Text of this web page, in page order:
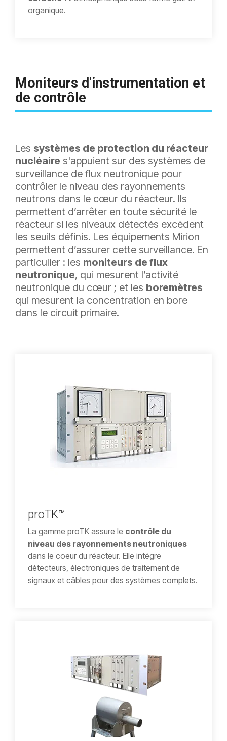
organique.
Moniteurs d'instrumentation et
de contrôle
Les systèmes de protection du réacteur
nucléaire s'appuient sur des systèmes de
surveillance de flux neutronique pour
contrôler le niveau des rayonnements
neutrons dans le cœur du réacteur. Ils
permettent d’arrêter en toute sécurité le
réacteur si les niveaux détectés excèdent
les seuils définis. Les équipements Mirion
permettent d’assurer cette surveillance. En
particulier : les moniteurs de flux
neutronique, qui mesurent l’activité
neutronique du cœur ; et les boremètres
qui mesurent la concentration en bore
dans le circuit primaire.
proTK™
La gamme proTK assure le contrôle du
niveau des rayonnements neutroniques
dans le coeur du réacteur. Elle intégre
détecteurs, électroniques de traitement de
signaux et câbles pour des systèmes complets.